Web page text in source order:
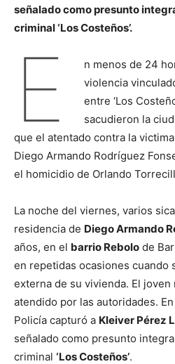
señalado como presunto
criminal ‘Los Costeños’.
E
n menos de 24
violencia
entre ‘Los
sacudieron la
que el atentado contra la
Diego Armando Rodríguez
el homicidio de Orlando
La noche del viernes, varios
residencia de Diego Armando
años, en el barrio Rebolo de
en repetidas ocasiones cuando
externa de su vivienda. El
atendido por las autoridades.
Policía capturó a Kleiver Pérez
señalado como presunto
criminal ‘Los Costeños’.